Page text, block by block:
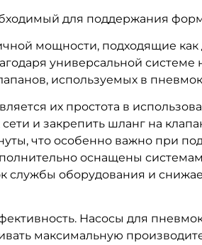
для поддержания
мощности, подходящие
универсальной системе
используемых в
их простота в
и закрепить шланг на
что особенно важно при
оснащены
службы оборудования и
Насосы для
максимальную